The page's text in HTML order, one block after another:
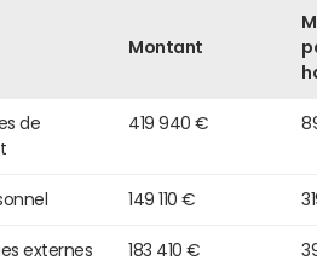
Montant
de
419 940 €
149 110 €
externes 183 410 €